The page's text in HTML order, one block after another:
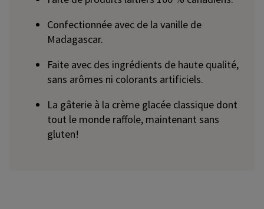
Confectionnée avec de la vanille de
Madagascar.
Faite avec des ingrédients de haute qualité,
sans arômes ni colorants artificiels.
La gâterie à la crème glacée classique dont
tout le monde raffole, maintenant sans
gluten!